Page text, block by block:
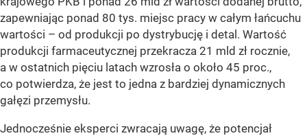
zapewniając ponad 80 tys. miejsc pracy w całym łańcuchu
wartości – od produkcji po dystrybucję i detal. Wartość
produkcji farmaceutycznej przekracza 21 mld zł rocznie,
a w ostatnich pięciu latach wzrosła o około 45 proc.,
co potwierdza, że jest to jedna z bardziej dynamicznych
gałęzi przemysłu.
Jednocześnie eksperci zwracają uwagę, że potencjał